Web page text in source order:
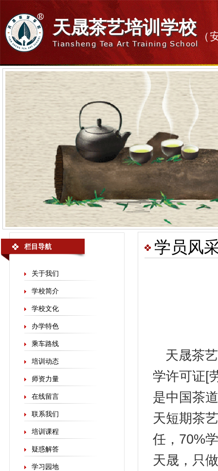
天晟茶艺培训学校
Tiansheng Tea Art Training School
（
栏目导航
关于我们
学校简介
学校文化
办学特色
乘车路线
培训动态
师资力量
在线留言
联系我们
培训课程
疑惑解答
学习园地
学员风
天晟茶
学许可证[
是中国茶
天短期茶
任，70%
天晟，只